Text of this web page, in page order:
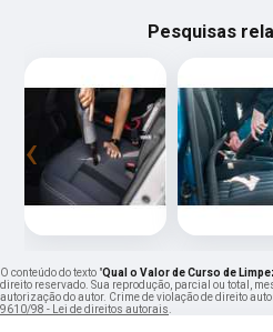
Pesquisas
‹
O conteúdo do texto "Qual o Valor de Curso de
direito reservado. Sua reprodução, parcial ou total,
autorização do autor. Crime de violação de direito
9610/98 - Lei de direitos autorais